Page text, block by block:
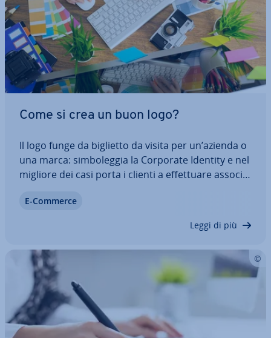
Come si crea un buon logo?
Il logo funge da biglietto da visita per un’azienda o
una marca: sim­bo­leg­gia la Corporate Identity e nel
migliore dei casi porta i clienti a ef­fet­tua­re as­so­cia­
quindi disporre di un logo che la rap­pre­sen­ti de­
E-Commerce
Leggi di più